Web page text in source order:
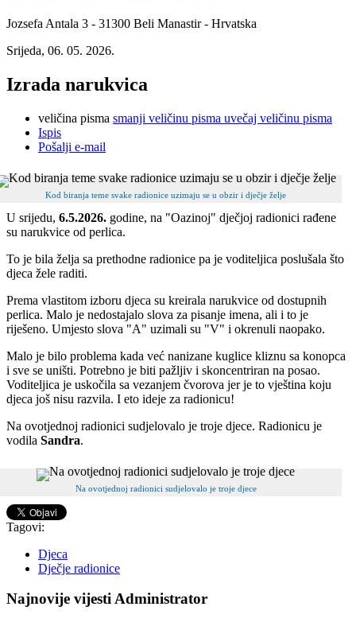
Jozsefa Antala 3 - 31300 Beli Manastir - Hrvatska
Srijeda, 06. 05. 2026.
Izrada narukvica
veličina pisma smanji veličinu pisma uvečaj veličinu pisma
Ispis
Pošalji e-mail
Kod biranja teme svake radionice uzimaju se u obzir i dječje želje
U srijedu, 6.5.2026. godine, na "Oazinoj" dječjoj radionici rađene
su narukvice od perlica.
To je bila želja sa prethodne radionice pa je voditeljica poslušala što
djeca žele raditi.
Prema vlastitom izboru djeca su kreirala narukvice od dostupnih
perlica. Malo je nedostajalo slova za pisanje imena, ali i to je
riješeno. Umjesto slova "A" uzimali su "V" i okrenuli naopako.
Malo je bilo problema kada već nanizane kuglice kliznu sa konopca
i sve se uništi. Potrebno je biti pažljiv i skoncentriran na posao.
Voditeljica je uskočila sa vezanjem čvorova jer je to vještina koju
djeca još nisu razvila. I eto ideje za radionicu!
Na ovotjednoj radionici sudjelovalo je troje djece. Radionicu je
vodila Sandra.
Na ovotjednoj radionici sudjelovalo je troje djece
Tagovi:
Djeca
Dječje radionice
Najnovije vijesti Administrator